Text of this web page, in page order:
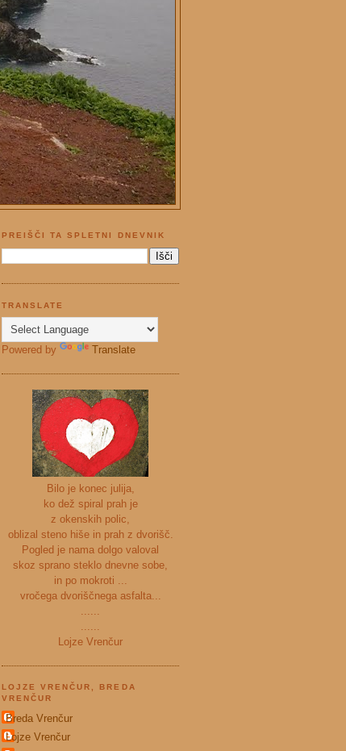
PREIŠČI TA SPLETNI DNEVNIK
TRANSLATE
Powered by Translate
Bilo je konec julija,
ko dež spiral prah je
z okenskih polic,
oblizal steno hiše in prah z dvorišč.
Pogled je nama dolgo valoval
skoz sprano steklo dnevne sobe,
in po mokroti ...
vročega dvoriščnega asfalta...
......
......
Lojze Vrenčur
LOJZE VRENČUR, BREDA
VRENČUR
Breda Vrenčur
Lojze Vrenčur